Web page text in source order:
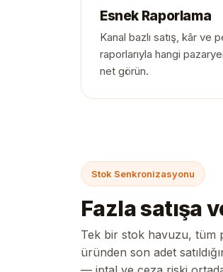
Esnek Raporlama
Kanal bazlı satış, kâr ve
raporlarıyla hangi
net görün.
Stok Senkronizasyonu
Fazla satışa
Tek bir stok havuzu, tüm
üründen son adet